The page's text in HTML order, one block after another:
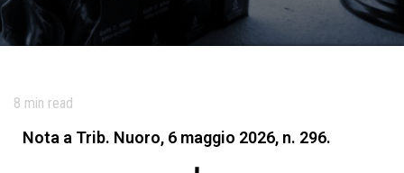
8 min read
Nota a Trib. Nuoro, 6 maggio 2026, n. 296.